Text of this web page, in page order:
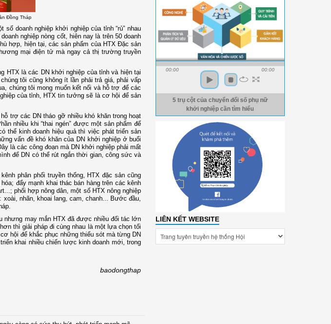
Đồng Tháp
doanh nghiệp khởi nghiệp của tỉnh “rủ” nhau
nghiệp nòng cốt, hiên nay là trên 50 doanh
hợp, hiện tại, các sản phẩm của HTX Đặc sản
mại điện tử mà ngay cả thị trường truyền
HTX là các DN khởi nghiệp của tỉnh và hiện tại
tôi cũng không ít lần phải trả giá, phải vấp
chúng tôi mong muốn kết nối và hỗ trợ để các
của tỉnh, HTX tin tưởng sẽ là cơ hội để sản
trợ các DN tháo gỡ nhiều khó khăn trong hoạt
nhiều khi “thai ngén” được một sản phẩm để
thể kinh doanh hiệu quả thì việc phát triển sản
vấn đề khó khăn của DN khởi nghiệp ở buổi
là các công đoạn mà DN khởi nghiệp phải mất
để DN có thể rút ngắn thời gian, công sức và
phân phối truyền thống, HTX đặc sản cũng
đẩy mạnh khai thác bán hàng trên các kênh
phối hợp nông dân, một số HTX nông nghiệp
nhãn, khoai lang, cam, chanh... Bước đầu,
nhưng may mắn HTX đã được nhiều đối tác lớn
thì giải pháp đi cùng nhau là một lựa chọn tối
hội để khắc phục những thiếu sót mà từng DN
khai nhiều chiến lược kinh doanh mới, trong
baodongthap
00:00 00:00
5 trụ cột của chuyển đổi số phụ nữ
khởi nghiệp cần tìm hiểu
LIÊN KẾT WEBSITE